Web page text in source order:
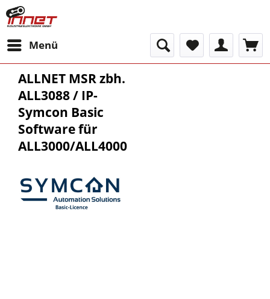
Menü
ALLNET MSR zbh.
ALL3088 / IP-
Symcon Basic
Software für
ALL3000/ALL4000